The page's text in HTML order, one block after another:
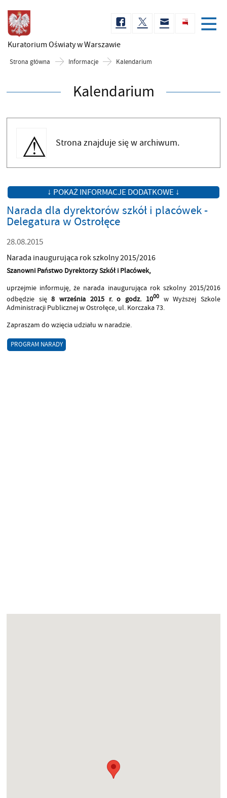
Kuratorium Oświatyw Warszawie
Strona główna Informacje Kalendarium
Kalendarium
Strona znajduje się w archiwum.
↓ POKAŻ INFORMACJE DODATKOWE ↓
Narada dla dyrektorów szkół i placówek -
Delegatura w Ostrołęce
28.08.2015
Narada inaugurująca rok szkolny 2015/2016
Szanowni Państwo Dyrektorzy Szkół i Placówek,
uprzejmie informuję, że narada inaugurująca rok szkolny 2015/2016
odbędzie się8 września 2015 r. o godz. 1000w Wyższej Szkole
Administracji Publicznej w Ostrołęce, ul. Korczaka 73.
Zapraszam do wzięcia udziału w naradzie.
PROGRAM NARADY